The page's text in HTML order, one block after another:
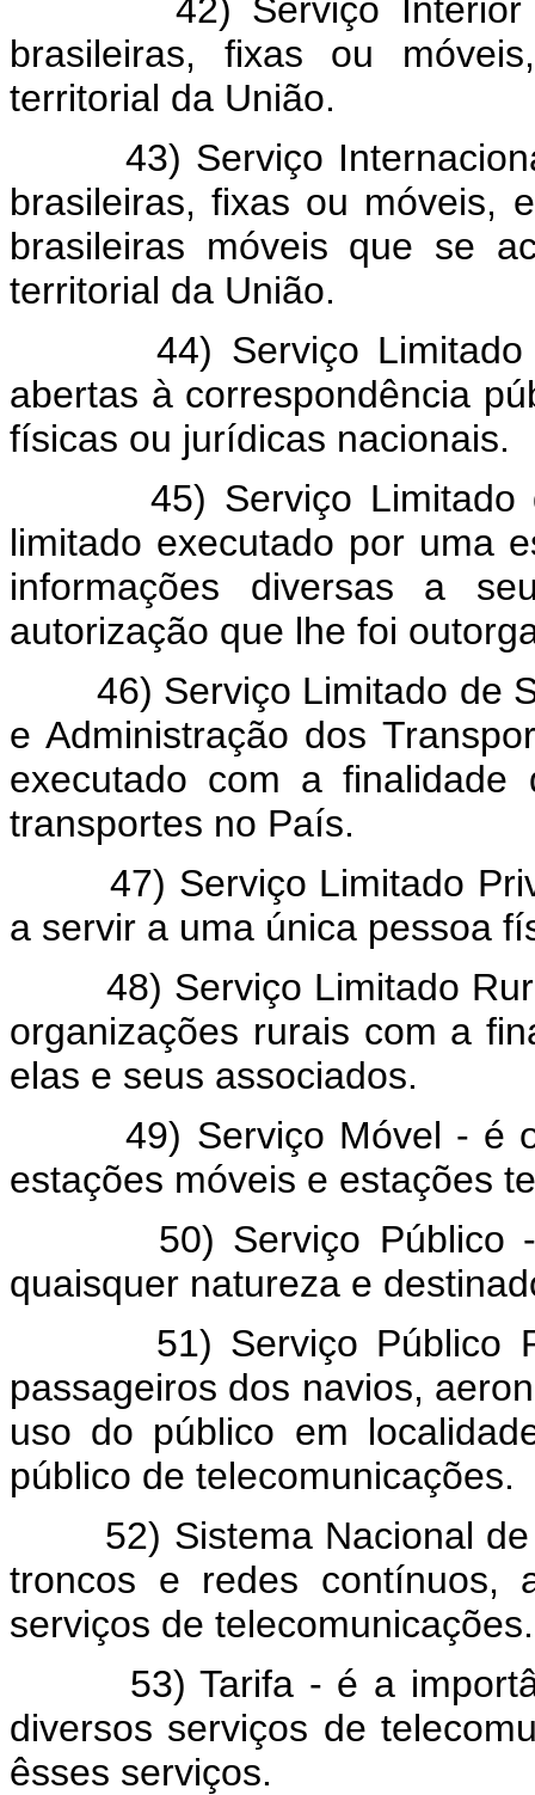
42) Serviço Interior - é
brasileiras, fixas ou
territorial da União.
43) Serviço Internacional
brasileiras, fixas ou móveis,
brasileiras móveis que se
territorial da União.
44) Serviço Limitado -
abertas à correspondência
físicas ou jurídicas nacionais.
45) Serviço Limitado de
limitado executado por uma
informações diversas a
autorização que lhe foi
46) Serviço Limitado de
e Administração dos
executado com a finalidade
transportes no País.
47) Serviço Limitado
a servir a uma única pessoa
48) Serviço Limitado
organizações rurais com a
elas e seus associados.
49) Serviço Móvel - é o
estações móveis e estações
50) Serviço Público - é
quaisquer natureza e
51) Serviço Público
passageiros dos navios,
uso do público em
público de telecomunicações.
52) Sistema Nacional de
troncos e redes contínuos,
serviços de telecomunicações.
53) Tarifa - é a
diversos serviços de
êsses serviços.